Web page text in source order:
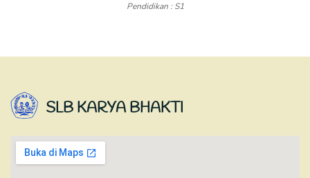
Pendidikan : S1
SLB KARYA BHAKTI